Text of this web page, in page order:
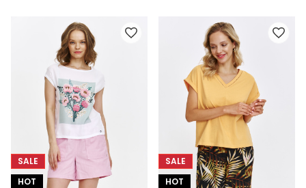
SALE
HOT
SALE
HOT